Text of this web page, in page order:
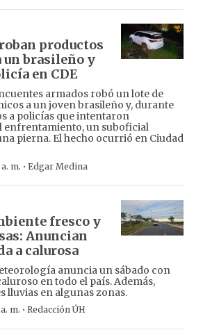
productos
un brasileño y
en CDE
armados robó un lote de
a un joven brasileño y, durante
a policías que intentaron
enfrentamiento, un suboficial
pierna. El hecho ocurrió en Ciudad
m. · Edgar Medina
fresco y
Anuncian
a calurosa
anuncia un sábado con
en todo el país. Además,
lluvias en algunas zonas.
m. · Redacción ÚH